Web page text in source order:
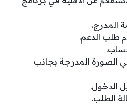
المدرج.
طلب الدعم.
الصورة المدرجة بجانب
الدخول.
الطلب.